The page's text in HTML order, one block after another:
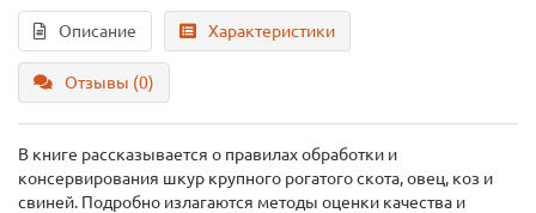
Описание Характеристики
Отзывы (0)
В книге рассказывается о правилах обработки и
консервирования шкур крупного рогатого скота, овец, коз и
свиней. Подробно излагаются методы оценки качества и